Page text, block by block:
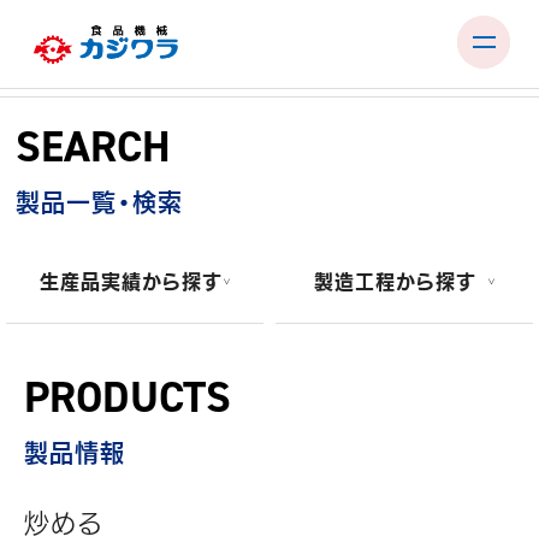
Skip
content
PRODUCTS
TEST ROOM
EXHIBITIONS & SEMINARS
FACTORY & SUPPORT
COMPANY
RECRUIT
SEARCH
製品一覧・検索
生産品実績から探す 製造工程から探す
PRODUCTS
製品情報
炒める